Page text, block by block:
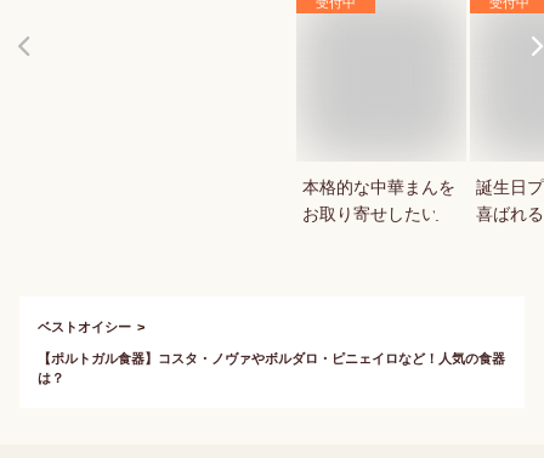
受付中
本格的な中華まんを
お取り寄せしたい
受付中
誕生日
喜ばれ
ベストオイシー
【ポルトガル食器】コスタ・ノヴァやボルダロ・ピニェイロなど！人気の食器
は？